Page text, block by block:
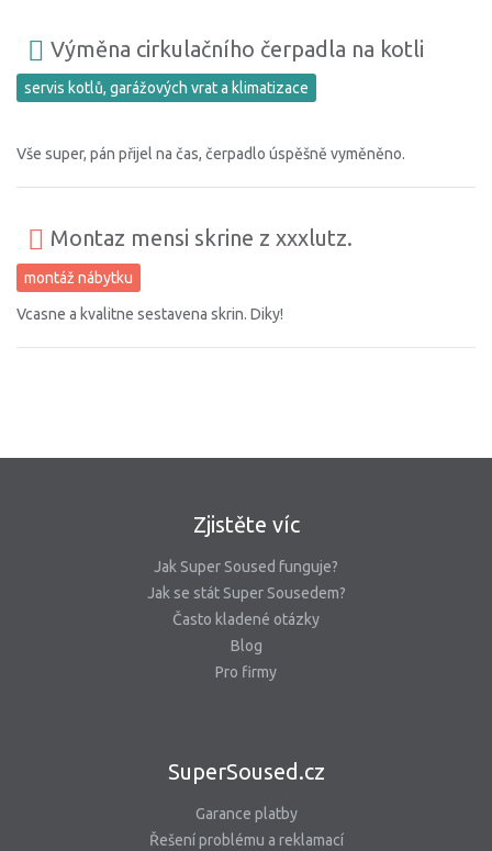
Výměna cirkulačního čerpadla na kotli
servis kotlů, garážových vrat a klimatizace
Vše super, pán přijel na čas, čerpadlo úspěšně vyměněno.
Montaz mensi skrine z xxxlutz.
montáž nábytku
Vcasne a kvalitne sestavena skrin. Diky!
Zjistěte víc
Jak Super Soused funguje?
Jak se stát Super Sousedem?
Často kladené otázky
Blog
Pro firmy
SuperSoused.cz
Garance platby
Řešení problému a reklamací